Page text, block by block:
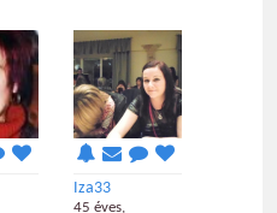
Iza33
45 éves,